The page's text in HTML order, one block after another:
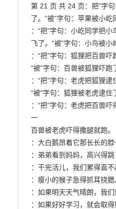
第 21 页 共 24 页：把”字
了。“被”字句：苹果被小屹
：“把”字句：小屹同学把小
飞了。“被”字句：小鸟被小
：“把”字句：狐狸把百兽吓
“被”字句：百兽被狐狸吓跑
：“把”字句：老虎把狐狸逮
“被”字句：狐狸被老虎逮住
：“把”字句：老虎把百兽吓
一
百兽被老虎吓得撒腿就跑。
：大白鹅昂着它那长长的脖
：弟弟看到妈妈，高兴得跳
：干完活儿，我们累得直不
：瘦小的猴子急得抓耳挠腮
：如果明天天气晴朗，我
：如果好好学习，就会取